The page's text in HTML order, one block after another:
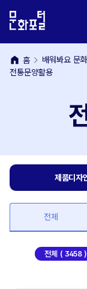
문
내
용
로
메
뉴
바
가
home 홈 배워봐요 문
전통문양활용
제품디자
전체
전체 ( 3458 )